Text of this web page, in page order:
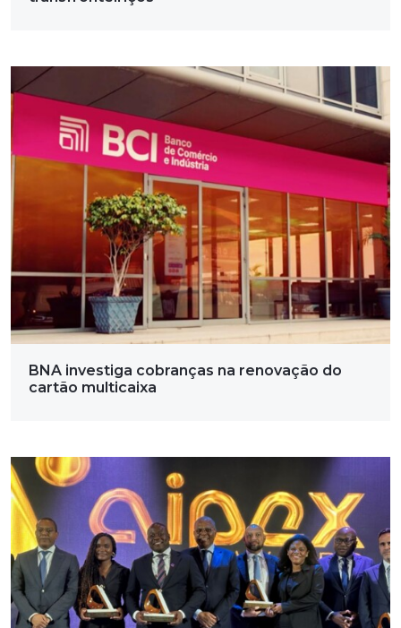
BNA investiga cobranças na renovação do
cartão multicaixa